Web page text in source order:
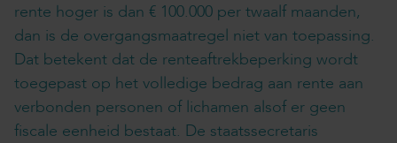
rente hoger is dan € 100.000 per twaalf maanden,
dan is de overgangsmaatregel niet van toepassing.
Dat betekent dat de renteaftrekbeperking wordt
toegepast op het volledige bedrag aan rente aan
verbonden personen of lichamen alsof er geen
fiscale eenheid bestaat. De staatssecretaris